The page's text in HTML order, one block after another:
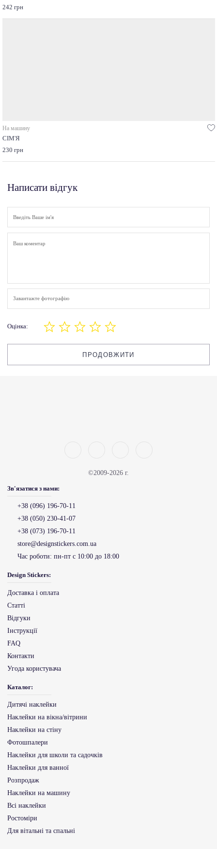
242 грн
На машину
СІМ'Я
230 грн
Написати відгук
Завантажте фотографію
Оцінка:
ПРОДОВЖИТИ
©2009-2026 г.
Зв'язатися з нами:
+38 (096) 196-70-11
+38 (050) 230-41-07
+38 (073) 196-70-11
store@designstickers.com.ua
Час роботи: пн-пт с 10:00 до 18:00
Design Stickers:
Доставка і оплата
Статті
Відгуки
Інструкції
FAQ
Контакти
Угода користувача
Каталог:
Дитячі наклейки
Наклейки на вікна/вітрини
Наклейки на стіну
Фотошпалери
Наклейки для школи та садочків
Наклейки для ванної
Розпродаж
Наклейки на машину
Всі наклейки
Ростоміри
Для вітальні та спальні